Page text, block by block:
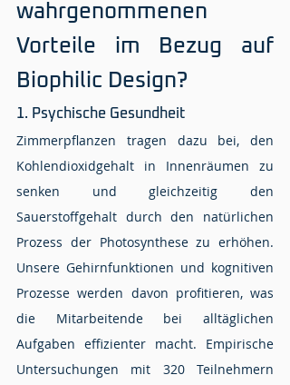
wahrgenommenen
Vorteile im Bezug auf
Biophilic Design?
1. Psychische Gesundheit
Zimmerpflanzen tragen dazu bei, den
Kohlendioxidgehalt in Innenräumen zu
senken und gleichzeitig den
Sauerstoffgehalt durch den natürlichen
Prozess der Photosynthese zu erhöhen.
Unsere Gehirnfunktionen und kognitiven
Prozesse werden davon profitieren, was
die Mitarbeitende bei alltäglichen
Aufgaben effizienter macht. Empirische
Untersuchungen mit 320 Teilnehmern